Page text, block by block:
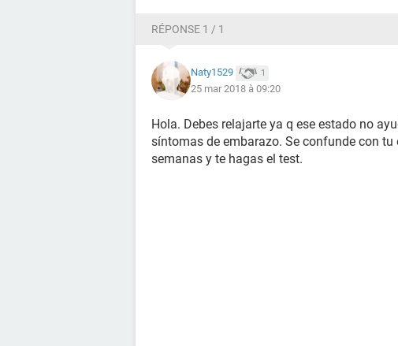
RÉPONSE 1 / 1
Naty1529 1
25 mar 2018 à 09:20
Hola. Debes relajarte ya q ese estado no
síntomas de embarazo. Se confunde con
semanas y te hagas el test.